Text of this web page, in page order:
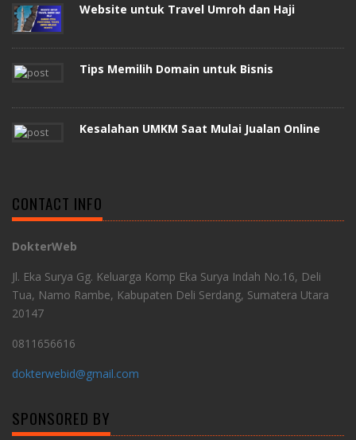
Website untuk Travel Umroh dan Haji
Tips Memilih Domain untuk Bisnis
Kesalahan UMKM Saat Mulai Jualan Online
CONTACT INFO
DokterWeb
Jl. Eka Surya Gg. Keluarga Komp Eka Surya Indah No.16, Deli
Tua, Namo Rambe, Kabupaten Deli Serdang, Sumatera Utara
20147
0811656616
dokterwebid@gmail.com
SPONSORED BY